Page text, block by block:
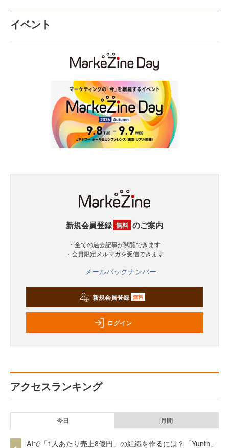
イベント
新規会員登録 無料 のご案内
・全ての過去記事が閲覧できます
・会員限定メルマガを受信できます
メールバックナンバー
新規会員登録 無料
ログイン
アクセスランキング
今日 月間
AIで「1人あたり売上8億円」の組織を作るには？「Yunth」